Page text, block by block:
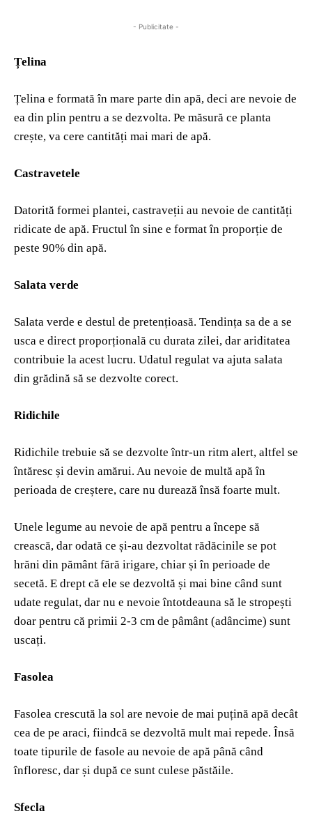
- Publicitate -
Țelina
Țelina e formată în mare parte din apă, deci are nevoie de
ea din plin pentru a se dezvolta. Pe măsură ce planta
crește, va cere cantități mai mari de apă.
Castravetele
Datorită formei plantei, castraveții au nevoie de cantități
ridicate de apă. Fructul în sine e format în proporție de
peste 90% din apă.
Salata verde
Salata verde e destul de pretențioasă. Tendința sa de a se
usca e direct proporțională cu durata zilei, dar ariditatea
contribuie la acest lucru. Udatul regulat va ajuta salata
din grădină să se dezvolte corect.
Ridichile
Ridichile trebuie să se dezvolte într-un ritm alert, altfel se
întăresc și devin amărui. Au nevoie de multă apă în
perioada de creștere, care nu durează însă foarte mult.
Unele legume au nevoie de apă pentru a începe să
crească, dar odată ce și-au dezvoltat rădăcinile se pot
hrăni din pământ fără irigare, chiar și în perioade de
secetă. E drept că ele se dezvoltă și mai bine când sunt
udate regulat, dar nu e nevoie întotdeauna să le stropești
doar pentru că primii 2-3 cm de pâmânt (adâncime) sunt
uscați.
Fasolea
Fasolea crescută la sol are nevoie de mai puțină apă decât
cea de pe araci, fiindcă se dezvoltă mult mai repede. Însă
toate tipurile de fasole au nevoie de apă până când
înfloresc, dar și după ce sunt culese păstăile.
Sfecla